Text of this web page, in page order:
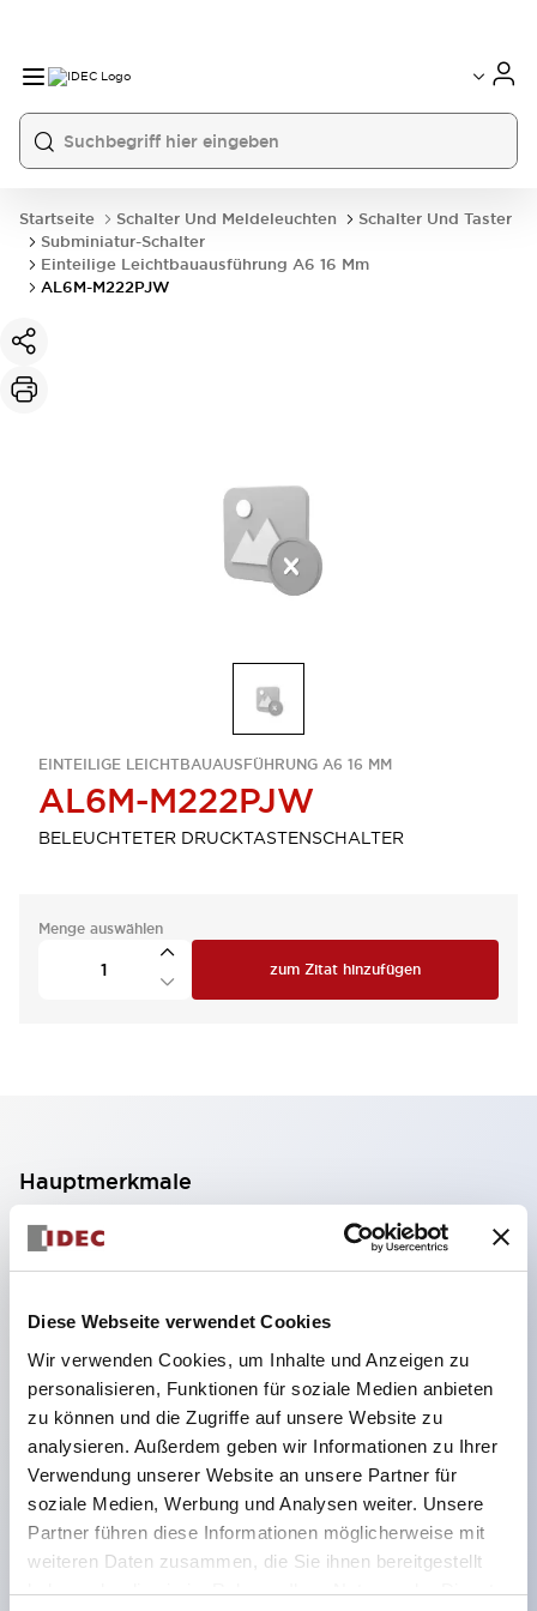
Diese Webseite verwendet Cookies
Wir verwenden Cookies, um Inhalte und Anzeigen zu
personalisieren, Funktionen für soziale Medien anbieten
zu können und die Zugriffe auf unsere Website zu
analysieren. Außerdem geben wir Informationen zu Ihrer
Verwendung unserer Website an unsere Partner für
soziale Medien, Werbung und Analysen weiter. Unsere
Partner führen diese Informationen möglicherweise mit
weiteren Daten zusammen, die Sie ihnen bereitgestellt
haben oder die sie im Rahmen Ihrer Nutzung der Dienste
Startseite Schalter Und Meldeleuchten
Schalter Und Taster
Subminiatur-Schalter
Einteilige Leichtbauausführung A6 16 Mm
AL6M-M222PJW
EINTEILIGE LEICHTBAUAUSFÜHRUNG A6 16 MM
AL6M-M222PJW
BELEUCHTETER DRUCKTASTENSCHALTER
Menge auswählen
zum Zitat hinzufügen
Hauptmerkmale
Geeignet für ein breites Anwendungsspektrum
von der Konsumelektronik bis zum FA-Bereich
LED-Beleuchtungseinheit mit integriertem
strombegrenzendem Widerstand und Diode im
LED-Lampenkörper
Schutzarten IP40 und IP65 vollständig verfügbar
(IEC 60529)
UL- und CSA-zertifiziert. Entspricht EN (Europa)
Normen. CCC-zertifiziert (außer Anzeigeleuchten).
Mit speziellem Zubehör leicht auf Φ22 Flash-
Silhouette umstellbar